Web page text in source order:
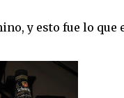
y esto fue lo que